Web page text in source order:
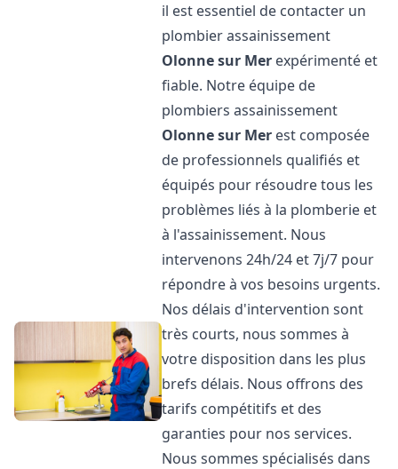
il est essentiel de contacter un
plombier assainissement
Olonne sur Mer expérimenté et
fiable. Notre équipe de
plombiers assainissement
Olonne sur Mer est composée
de professionnels qualifiés et
équipés pour résoudre tous les
problèmes liés à la plomberie et
à l'assainissement. Nous
intervenons 24h/24 et 7j/7 pour
répondre à vos besoins urgents.
Nos délais d'intervention sont
très courts, nous sommes à
votre disposition dans les plus
brefs délais. Nous offrons des
tarifs compétitifs et des
garanties pour nos services.
Nous sommes spécialisés dans